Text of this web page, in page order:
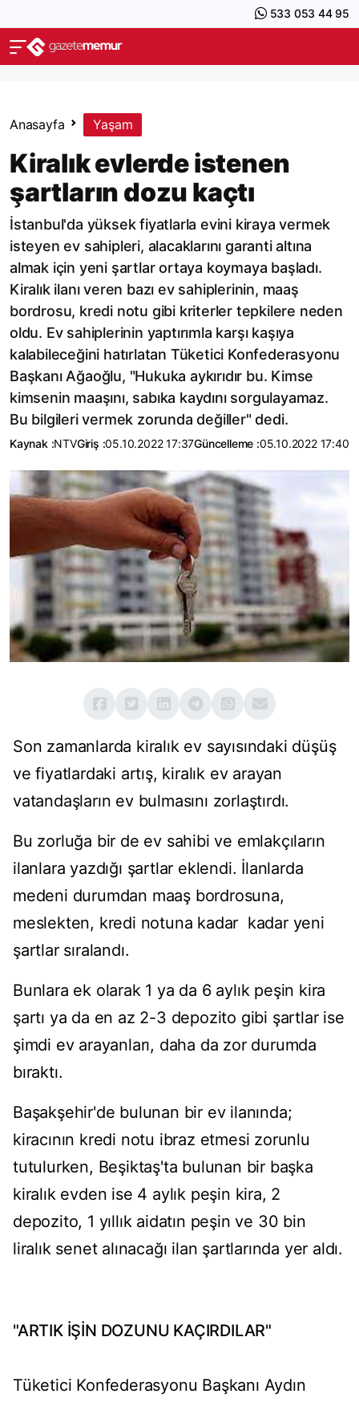
533 053 44 95
Anasayfa Yaşam
Kiralık evlerde istenen
şartların dozu kaçtı
İstanbul'da yüksek fiyatlarla evini kiraya vermek
isteyen ev sahipleri, alacaklarını garanti altına
almak için yeni şartlar ortaya koymaya başladı.
Kiralık ilanı veren bazı ev sahiplerinin, maaş
bordrosu, kredi notu gibi kriterler tepkilere neden
oldu. Ev sahiplerinin yaptırımla karşı kaşıya
kalabileceğini hatırlatan Tüketici Konfederasyonu
Başkanı Ağaoğlu, "Hukuka aykırıdır bu. Kimse
kimsenin maaşını, sabıka kaydını sorgulayamaz.
Bu bilgileri vermek zorunda değiller" dedi.
Kaynak :NTVGiriş :05.10.2022 17:37Güncelleme :05.10.2022 17:40
Son zamanlarda kiralık ev sayısındaki düşüş
ve fiyatlardaki artış, kiralık ev arayan
vatandaşların ev bulmasını zorlaştırdı.
Bu zorluğa bir de ev sahibi ve emlakçıların
ilanlara yazdığı şartlar eklendi. İlanlarda
medeni durumdan maaş bordrosuna,
meslekten, kredi notuna kadar kadar yeni
şartlar sıralandı.
Bunlara ek olarak 1 ya da 6 aylık peşin kira
şartı ya da en az 2-3 depozito gibi şartlar ise
şimdi ev arayanları, daha da zor durumda
bıraktı.
Başakşehir'de bulunan bir ev ilanında;
kiracının kredi notu ibraz etmesi zorunlu
tutulurken, Beşiktaş'ta bulunan bir başka
kiralık evden ise 4 aylık peşin kira, 2
depozito, 1 yıllık aidatın peşin ve 30 bin
liralık senet alınacağı ilan şartlarında yer aldı.
"ARTIK İŞİN DOZUNU KAÇIRDILAR"
Tüketici Konfederasyonu Başkanı Aydın